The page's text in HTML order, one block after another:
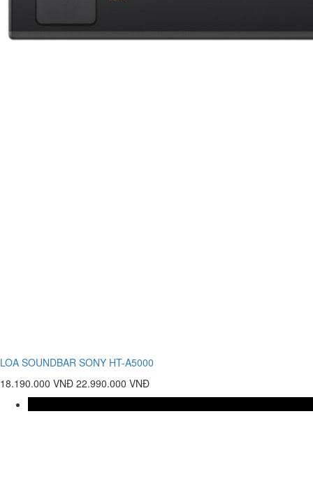
LOA SOUNDBAR SONY HT-A5000
18.190.000 VNĐ 22.990.000 VNĐ